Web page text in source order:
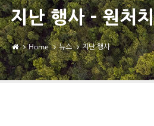
지난 행사 - 원처
Home 뉴스 지난 행사